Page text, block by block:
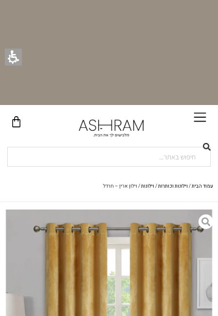
עמוד הבית/ וילונות וכותרות/ וילונות/ וילון ארין – חרדל